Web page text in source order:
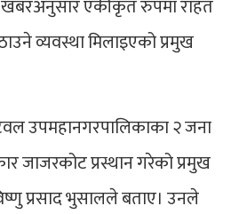
खबरअनुसार एकीकृत रुपमा राहत
व्यवस्था मिलाइएको प्रमुख
उपमहानगरपालिकाका २ जना
जाजरकोट प्रस्थान गरेको प्रमुख
प्रसाद भुसालले बताए। उनले